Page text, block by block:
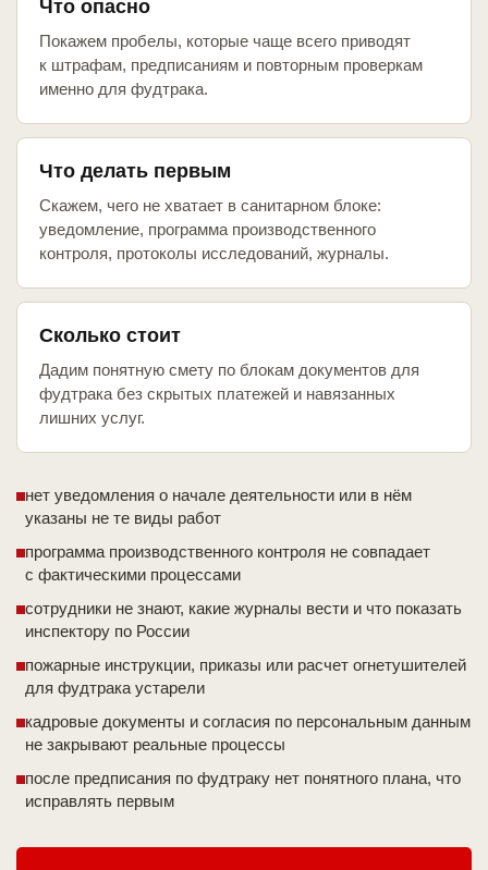
Что опасно
Покажем пробелы, которые чаще всего приводят
к штрафам, предписаниям и повторным проверкам
именно для фудтрака.
Что делать первым
Скажем, чего не хватает в санитарном блоке:
уведомление, программа производственного
контроля, протоколы исследований, журналы.
Сколько стоит
Дадим понятную смету по блокам документов для
фудтрака без скрытых платежей и навязанных
лишних услуг.
нет уведомления о начале деятельности или в нём
указаны не те виды работ
программа производственного контроля не совпадает
с фактическими процессами
сотрудники не знают, какие журналы вести и что показать
инспектору по России
пожарные инструкции, приказы или расчет огнетушителей
для фудтрака устарели
кадровые документы и согласия по персональным данным
не закрывают реальные процессы
после предписания по фудтраку нет понятного плана, что
исправлять первым